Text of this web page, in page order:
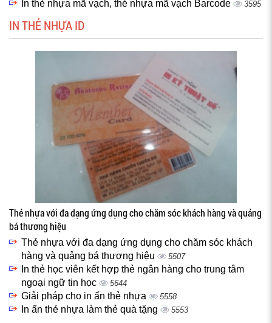
In thẻ nhựa mã vạch, thẻ nhựa mã vạch Barcode 3595
IN THẺ NHỰA ID
Thẻ nhựa với đa dạng ứng dụng cho chăm sóc khách hàng và quảng
bá thương hiệu
Thẻ nhựa với đa dạng ứng dụng cho chăm sóc khách
hàng và quảng bá thương hiệu
5507
In thẻ học viên kết hợp thẻ ngân hàng cho trung tâm
ngoại ngữ tin học
5644
Giải pháp cho in ấn thẻ nhựa 5558
In ấn thẻ nhựa làm thẻ quà tặng 5553